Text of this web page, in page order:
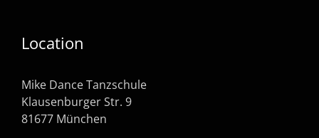
Location
Mike Dance Tanzschule
Klausenburger Str. 9
81677 München